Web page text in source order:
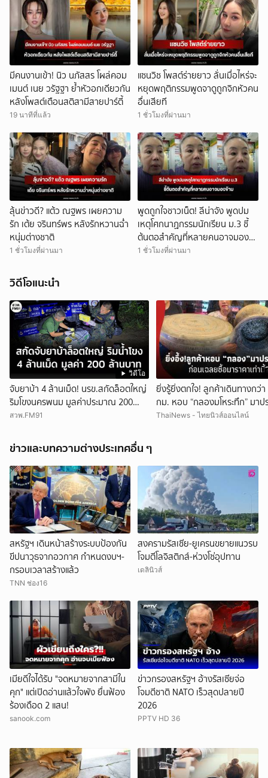
มีคนงานเข้า! นิว นภัสสร โผล่คอม
เมนต์ เนย วรัฐฐา ย้ำหัวอกเดียวกัน
หลังโพสต์เตือนสติสามีสายปาร์ตี้
19 นาทีที่แล้ว
แซนวิช โพสต์ร่ายยาว ลั่นเมื่อไหร่จะ
หยุดพฤติกรรมพูดจาดูถูกจิกหัวคน
อื่นเสียที
1 ชั่วโมงที่ผ่านมา
ลุ้นข่าวดี? แต้ว ณฐพร เผยความ
รัก เต้ย จรินทร์พร หลังรักหวานฉ่ำ
หนุ่มต่างชาติ
1 ชั่วโมงที่ผ่านมา
พูดถูกใจชาวเน็ต! ลีน่าจัง พูดปม
เหตุโศกนาฏกรรมนักเรียน ม.3 ชี้
ต้นตอสำคัญที่หลายคนอาจมอง
ข้าม
1 ชั่วโมงที่ผ่านมา
วิดีโอแนะนำ
วิดีโอ
จับยาบ้า 4 ล้านเม็ด! นรข.สกัดล็อตใหญ่
ริมโขงนครพนม มูลค่าประมาณ 200
ล้านบาท
สวพ.FM91
ยิ่งรู้ยิ่งตกใจ! ลูกค้าเดินทางกว่
กม. หอบ “กลองมโหระทึก” มาป
ก่อนเฉลยซื้อมาราคาเท่าไหร่?
ThaiNews - ไทยนิวส์ออนไลน์
ข่าวและบทความต่างประเทศอื่น ๆ
สหรัฐฯ เดินหน้าสร้างระบบป้องกัน
ขีปนาวุธจากอวกาศ กำหนดงบฯ-
กรอบเวลาสร้างแล้ว
TNN ช่อง16
สงครามรัสเซีย-ยูเครนขยายแนวรบ
โจมตีโลจิสติกส์-ห่วงโซ่อุปทาน
เดลินิวส์
เมียดีใจได้รับ "จดหมายจากสามีใน
คุก" แต่เปิดอ่านแล้วใจพัง ยื่นฟ้อง
ร้องเดือด 2 แสน!
sanook.com
ข่าวกรองสหรัฐฯ อ้างรัสเซียจ่อ
โจมตีชาติ NATO เร็วสุดปลายปี
2026
PPTV HD 36